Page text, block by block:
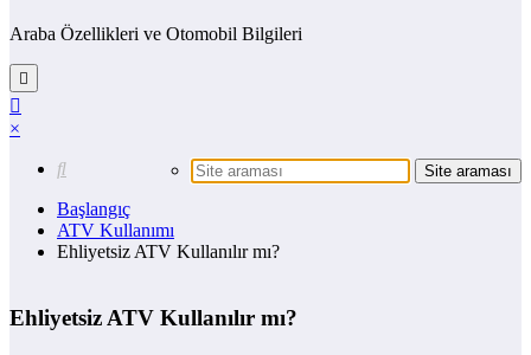
Araba Özellikleri ve Otomobil Bilgileri
×
Başlangıç
ATV Kullanımı
Ehliyetsiz ATV Kullanılır mı?
Ehliyetsiz ATV Kullanılır mı?